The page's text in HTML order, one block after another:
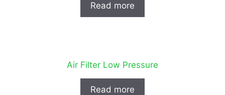
Read more
Air Filter Low Pressure
Read more